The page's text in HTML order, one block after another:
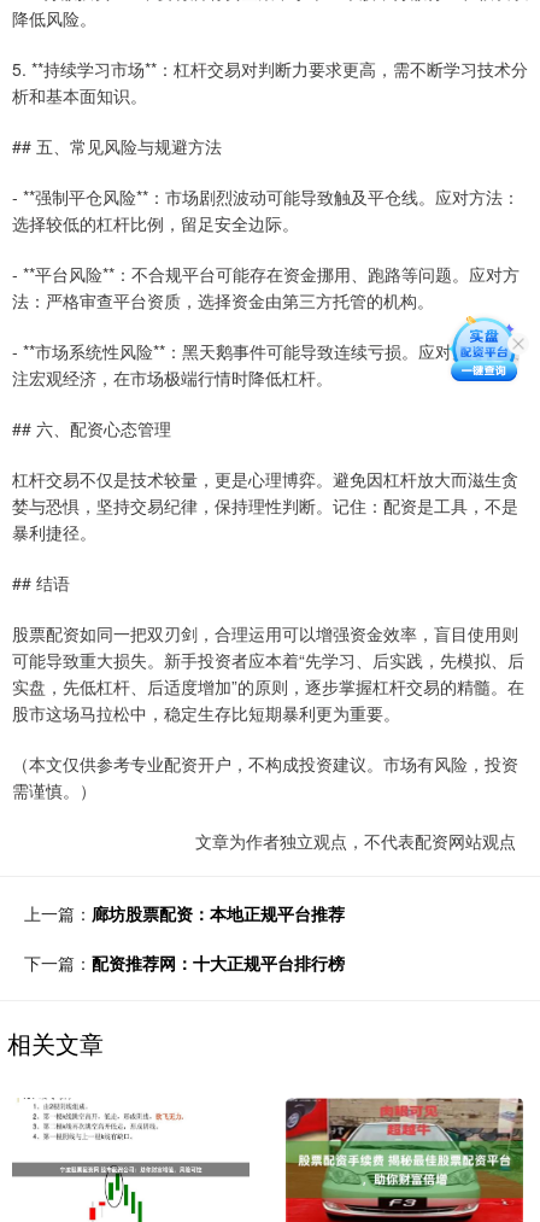
降低风险。
5. **持续学习市场**：杠杆交易对判断力要求更高，需不断学习技术分
析和基本面知识。
## 五、常见风险与规避方法
- **强制平仓风险**：市场剧烈波动可能导致触及平仓线。应对方法：
选择较低的杠杆比例，留足安全边际。
- **平台风险**：不合规平台可能存在资金挪用、跑路等问题。应对方
法：严格审查平台资质，选择资金由第三方托管的机构。
- **市场系统性风险**：黑天鹅事件可能导致连续亏损。应对方法：关
注宏观经济，在市场极端行情时降低杠杆。
## 六、配资心态管理
杠杆交易不仅是技术较量，更是心理博弈。避免因杠杆放大而滋生贪
婪与恐惧，坚持交易纪律，保持理性判断。记住：配资是工具，不是
暴利捷径。
## 结语
股票配资如同一把双刃剑，合理运用可以增强资金效率，盲目使用则
可能导致重大损失。新手投资者应本着“先学习、后实践，先模拟、后
实盘，先低杠杆、后适度增加”的原则，逐步掌握杠杆交易的精髓。在
股市这场马拉松中，稳定生存比短期暴利更为重要。
（本文仅供参考专业配资开户，不构成投资建议。市场有风险，投资
需谨慎。）
文章为作者独立观点，不代表配资网站观点
上一篇： 廊坊股票配资：本地正规平台推荐
下一篇： 配资推荐网：十大正规平台排行榜
相关文章